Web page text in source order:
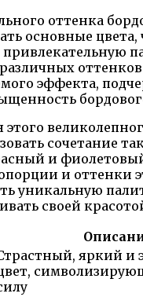
оттенка
основные цвета,
эффекта,
этого
сочетание
и
и оттенки
уникальную
своей
яркий и